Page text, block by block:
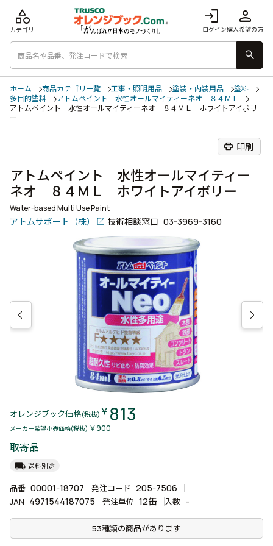
login
ログイン
person
購入希望の方
category
カテゴリ
search
ホーム 商品カテゴリ一覧 工事・照明用品 塗装・内装用品
塗料
多目的塗料
アトムペイント 水性オールマイティーネオ ８４ＭＬ
アトムペイント 水性オールマイティーネオ ８４ＭＬ ホワイトアイボリ
ー
print 印刷
アトムペイント 水性オールマイティー
ネオ ８４ＭＬ ホワイトアイボリー
Water-based Multi Use Paint
アトムサポート（株） 技術相談窓口 03-3969-3160
オレンジブック価格(税抜) ￥ 813
メーカー希望小売価格(税抜) ￥900
取寄品
local_shipping 送料別途
品番 00001-18707 発注コード 205-7506
JAN 4971544187075 発注単位 12缶 入数 -
53種類の商品があります